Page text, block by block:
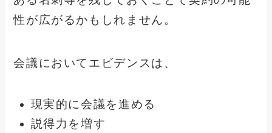
性が広がるかもしれません。
会議においてエビデンスは、
現実的に会議を進める
説得力を増す